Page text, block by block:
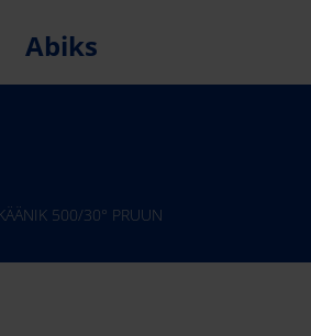
Abiks
500/30° PRUUN